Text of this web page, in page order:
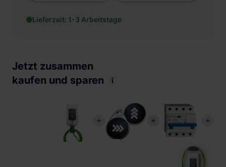
Lieferzeit: 1-3 Arbeitstage
Jetzt zusammen
kaufen und sparen